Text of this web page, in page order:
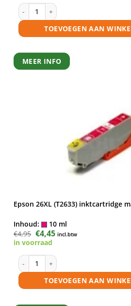
Epson 26XL (T2634) inktcartridge
TOEVOEGEN AAN
MEER INFO
Epson 26XL (T2633) inktcartridge
Inhoud:
10 ml
€4,95 Oorspronkelijke
prijs
was:
€4,45Huidige
prijs
incl.btw
in voorraad
Epson 26XL (T2633) inktcartridge
TOEVOEGEN AAN